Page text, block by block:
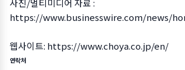
사진/멀티미디어 자료 :
https://www.businesswire.com/news/
웹사이트: https://www.choya.co.jp/en/
연락처